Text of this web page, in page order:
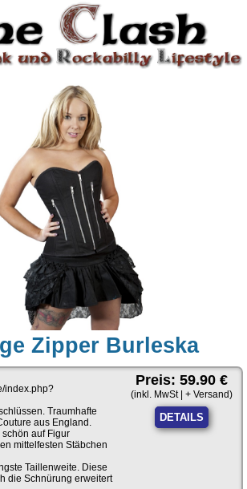
Zipper Burleska
index.php?
Traumhafte
aus England.
auf Figur
mittelfesten Stäbchen
Taillenweite. Diese
die Schnürung erweitert
Preis: 59.90 €
(inkl. MwSt | + Versand)
DETAILS